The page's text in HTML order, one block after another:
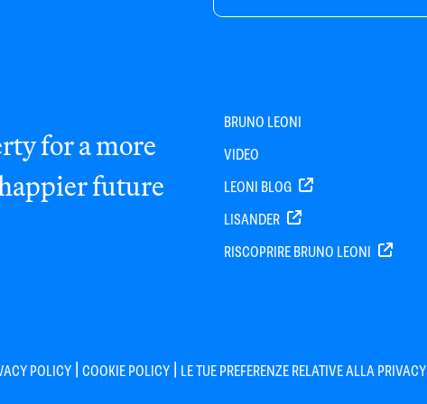
for a more
future
BRUNO LEONI
VIDEO
LEONI BLOG
LISANDER
RISCOPRIRE BRUNO LEONI
POLICY | COOKIE POLICY | LE TUE PREFERENZE RELATIVE ALLA PRIVACY